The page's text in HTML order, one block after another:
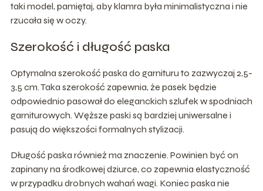
taki model, pamiętaj, aby klamra była minimalistyczna i nie
rzucała się w oczy.
Szerokość i długość paska
Optymalna szerokość paska do garnituru to zazwyczaj 2,5-
3,5 cm. Taka szerokość zapewnia, że pasek będzie
odpowiednio pasował do eleganckich szlufek w spodniach
garniturowych. Węższe paski są bardziej uniwersalne i
pasują do większości formalnych stylizacji.
Długość paska również ma znaczenie. Powinien być on
zapinany na środkowej dziurce, co zapewnia elastyczność
w przypadku drobnych wahań wagi. Koniec paska nie